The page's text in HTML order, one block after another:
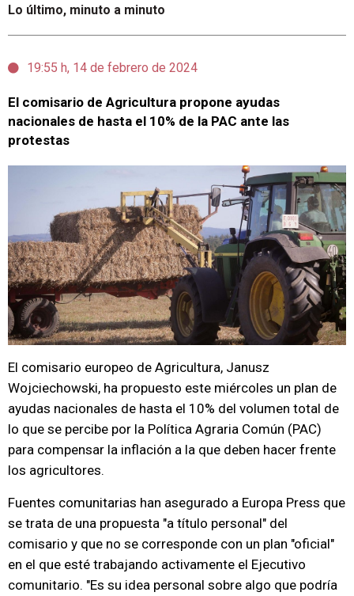
Lo último, minuto a minuto
19:55 h, 14 de febrero de 2024
El comisario de Agricultura propone ayudas
nacionales de hasta el 10% de la PAC ante las
protestas
El comisario europeo de Agricultura, Janusz
Wojciechowski, ha propuesto este miércoles un plan de
ayudas nacionales de hasta el 10% del volumen total de
lo que se percibe por la Política Agraria Común (PAC)
para compensar la inflación a la que deben hacer frente
los agricultores.
Fuentes comunitarias han asegurado a Europa Press que
se trata de una propuesta "a título personal" del
comisario y que no se corresponde con un plan "oficial"
en el que esté trabajando activamente el Ejecutivo
comunitario. "Es su idea personal sobre algo que podría